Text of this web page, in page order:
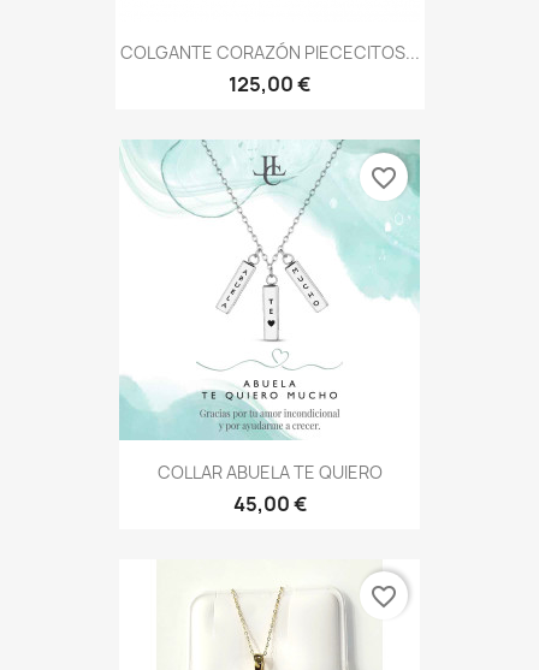
COLGANTE CORAZÓN PIECECITOS...
125,00 €
COLLAR ABUELA TE QUIERO
45,00 €
favorite_border
favorite_border